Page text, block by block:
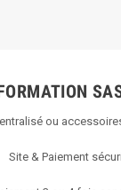
ou
Site & Paiement